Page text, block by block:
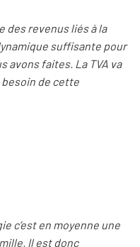
des revenus liés à la
suffisante pour
avons faites. La TVA va
de cette
c’est en moyenne une
Il est donc